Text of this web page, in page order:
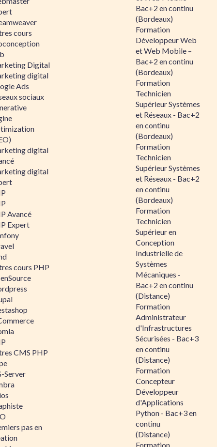
cours
Digital
digital
Ads
sociaux
digital
digital
Avancé
Expert
cours PHP
CMS PHP
Server
pas en
Bac+2 en continu
(Bordeaux)
Formation
Développeur Web
et Web Mobile –
Bac+2 en continu
(Bordeaux)
Formation
Technicien
Supérieur Systèmes
et Réseaux - Bac+2
en continu
(Bordeaux)
Formation
Technicien
Supérieur Systèmes
et Réseaux - Bac+2
en continu
(Bordeaux)
Formation
Technicien
Supérieur en
Conception
Industrielle de
Systèmes
Mécaniques -
Bac+2 en continu
(Distance)
Formation
Administrateur
d'Infrastructures
Sécurisées - Bac+3
en continu
(Distance)
Formation
Concepteur
Développeur
d'Applications
Python - Bac+3 en
continu
(Distance)
Formation